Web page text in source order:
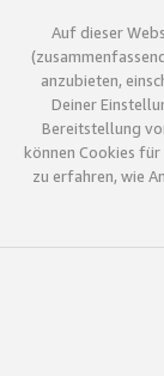
Auf dieser
anzubieten,
Deiner
Bereitstellung
können Cookies
zu erfahren, wie